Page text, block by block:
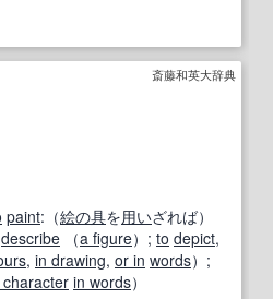
斎藤和英大辞典
paint:（絵の具を用いざれば）
describe （a figure）; to depict,
, in drawing, or in words）;
in words）